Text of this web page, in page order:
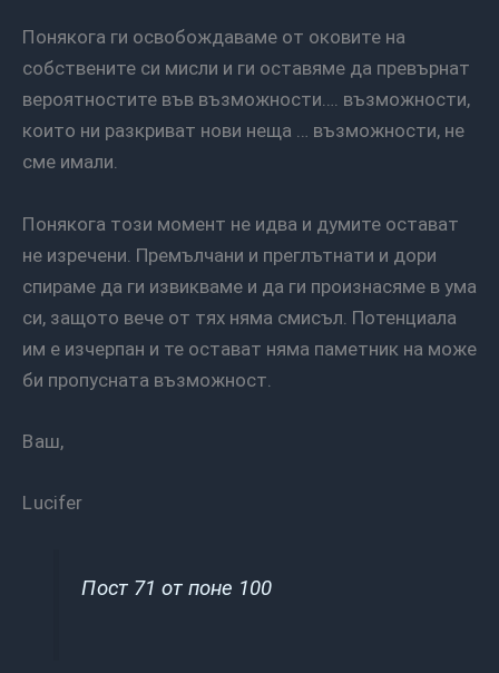
Понякога ги освобождаваме от оковите на
собствените си мисли и ги оставяме да превърнат
вероятностите във възможности…. възможности,
които ни разкриват нови неща … възможности, не
сме имали.
Понякога този момент не идва и думите остават
не изречени. Премълчани и преглътнати и дори
спираме да ги извикваме и да ги произнасяме в ума
си, защото вече от тях няма смисъл. Потенциала
им е изчерпан и те остават няма паметник на може
би пропусната възможност.
Ваш,
Lucifer
Пост 71 от поне 100